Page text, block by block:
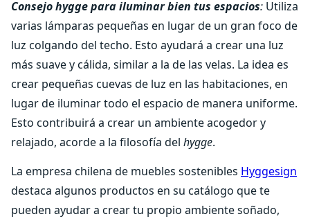
Consejo hygge para iluminar bien tus espacios: Utiliza
varias lámparas pequeñas en lugar de un gran foco de
luz colgando del techo. Esto ayudará a crear una luz
más suave y cálida, similar a la de las velas. La idea es
crear pequeñas cuevas de luz en las habitaciones, en
lugar de iluminar todo el espacio de manera uniforme.
Esto contribuirá a crear un ambiente acogedor y
relajado, acorde a la filosofía del hygge.
La empresa chilena de muebles sostenibles Hyggesign
destaca algunos productos en su catálogo que te
pueden ayudar a crear tu propio ambiente soñado,